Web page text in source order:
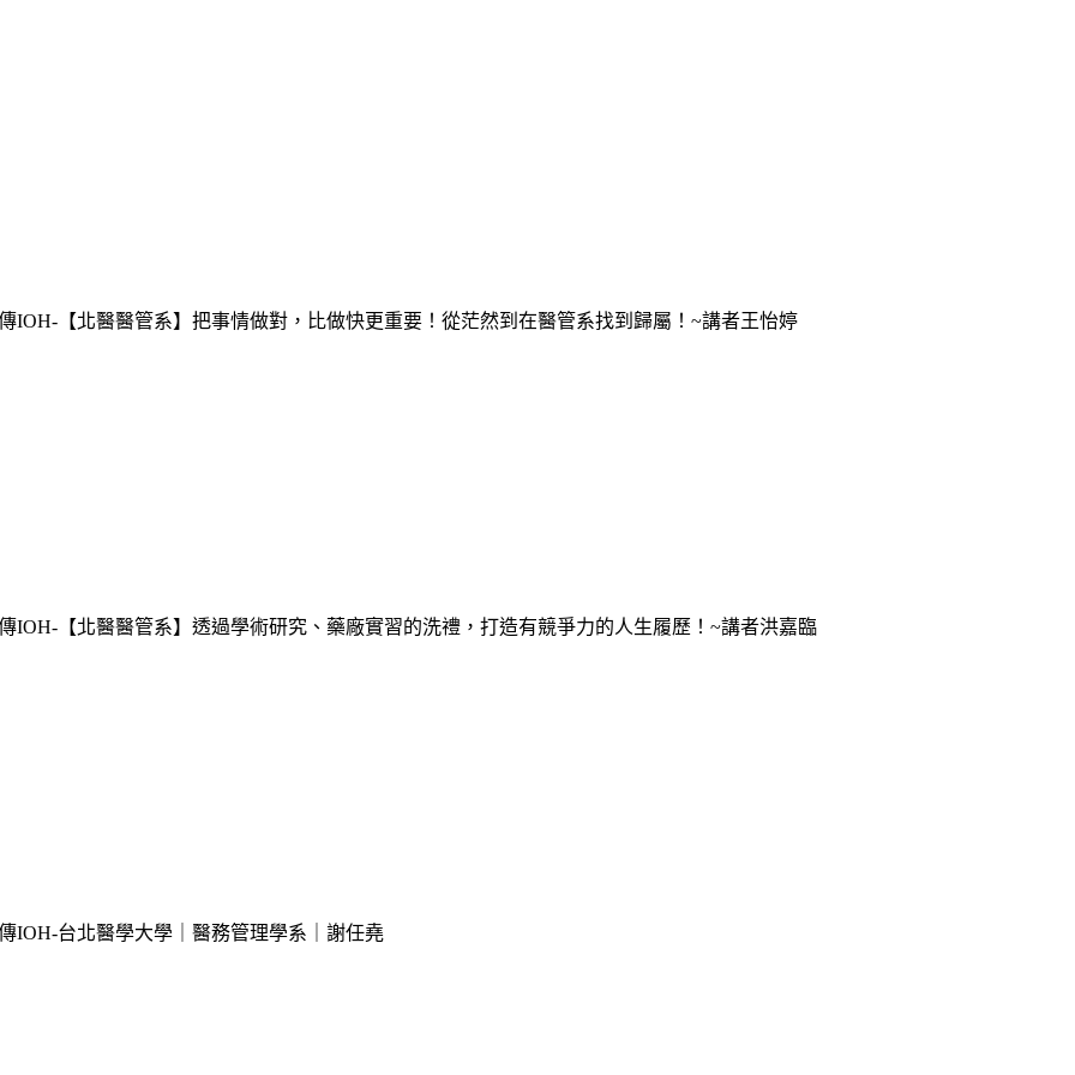
IOH-【北醫醫管系】把事情做對，比做快更重要！從茫然到在醫管系找到歸屬！~講者王怡婷
IOH-【北醫醫管系】透過學術研究、藥廠實習的洗禮，打造有競爭力的人生履歷！~講者洪嘉臨
IOH-台北醫學大學｜醫務管理學系｜謝任堯